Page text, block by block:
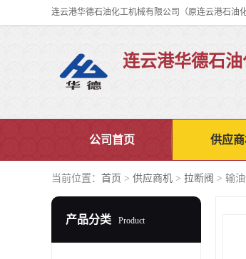
连云港华德石
公司首页 供应
当前位置： 首页 > 供应商机 > 拉断阀 > 输
产品分类 Product